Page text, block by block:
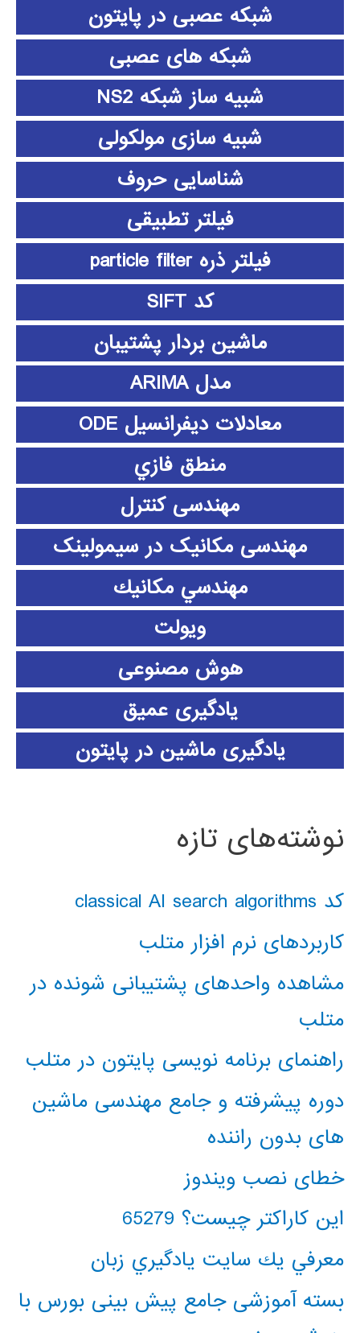
شبکه عصبی در پایتون
شبکه های عصبی
شبیه ساز شبکه NS2
شبیه سازی مولکولی
شناسایی حروف
فیلتر تطبیقی
فیلتر ذره particle filter
کد SIFT
ماشین بردار پشتیبان
مدل ARIMA
معادلات دیفرانسیل ODE
منطق فازي
مهندسی کنترل
مهندسی مکانیک در سیمولینک
مهندسي مكانيك
ویولت
هوش مصنوعی
یادگیری عمیق
یادگیری ماشین در پایتون
نوشته‌های تازه
کد classical AI search algorithms
کاربردهای نرم افزار متلب
مشاهده واحدهای پشتیبانی شونده در
متلب
راهنمای برنامه نویسی پایتون در متلب
دوره پیشرفته و جامع مهندسی ماشین
های بدون راننده
خطای نصب ویندوز
این کاراکتر چیست؟ 65279
معرفي يك سايت يادگيري زبان
بسته آموزشی جامع پیش بینی بورس با